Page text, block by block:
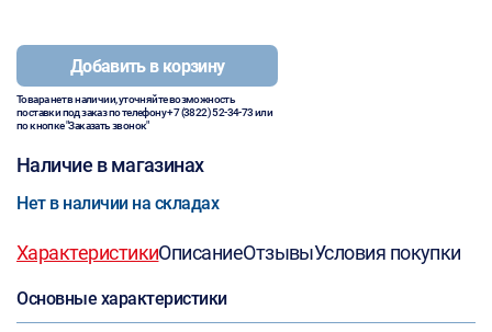
Добавить в корзину
Товара нет в наличии, уточняйте возможность
поставки под заказ по телефону+7 (3822) 52-34-73или
по кнопке "Заказать звонок"
Наличие в магазинах
Нет в наличии на складах
ХарактеристикиОписаниеОтзывыУсловия покупки
Основные характеристики